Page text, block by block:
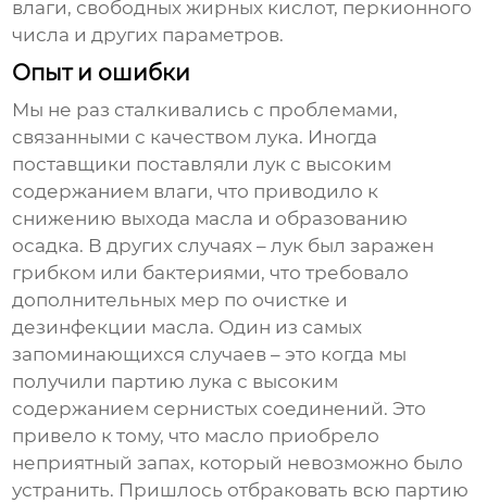
влаги, свободных жирных кислот, перкионного
числа и других параметров.
Опыт и ошибки
Мы не раз сталкивались с проблемами,
связанными с качеством лука. Иногда
поставщики поставляли лук с высоким
содержанием влаги, что приводило к
снижению выхода масла и образованию
осадка. В других случаях – лук был заражен
грибком или бактериями, что требовало
дополнительных мер по очистке и
дезинфекции масла. Один из самых
запоминающихся случаев – это когда мы
получили партию лука с высоким
содержанием сернистых соединений. Это
привело к тому, что масло приобрело
неприятный запах, который невозможно было
устранить. Пришлось отбраковать всю партию